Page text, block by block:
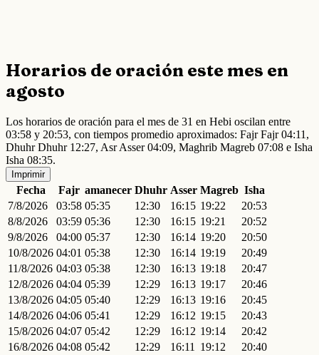
Horarios de oración este mes en
agosto
Los horarios de oración para el mes de 31 en Hebi oscilan entre
03:58 y 20:53, con tiempos promedio aproximados: Fajr Fajr 04:11,
Dhuhr Dhuhr 12:27, Asr Asser 04:09, Maghrib Magreb 07:08 e Isha
Isha 08:35.
Imprimir
Fecha Fajr amanecer Dhuhr Asser Magreb Isha
7/8/2026
03:58 05:35 12:30 16:15 19:22
20:53
8/8/2026
03:59 05:36 12:30 16:15 19:21
20:52
9/8/2026
04:00 05:37 12:30 16:14 19:20
20:50
10/8/2026 04:01 05:38 12:30 16:14 19:19
20:49
11/8/2026 04:03 05:38 12:30 16:13 19:18
20:47
12/8/2026 04:04 05:39 12:29 16:13 19:17
20:46
13/8/2026 04:05 05:40 12:29 16:13 19:16
20:45
14/8/2026 04:06 05:41 12:29 16:12 19:15
20:43
15/8/2026 04:07 05:42 12:29 16:12 19:14
20:42
16/8/2026 04:08 05:42 12:29 16:11 19:12
20:40